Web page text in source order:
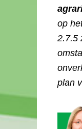
op
2.7.5
plan